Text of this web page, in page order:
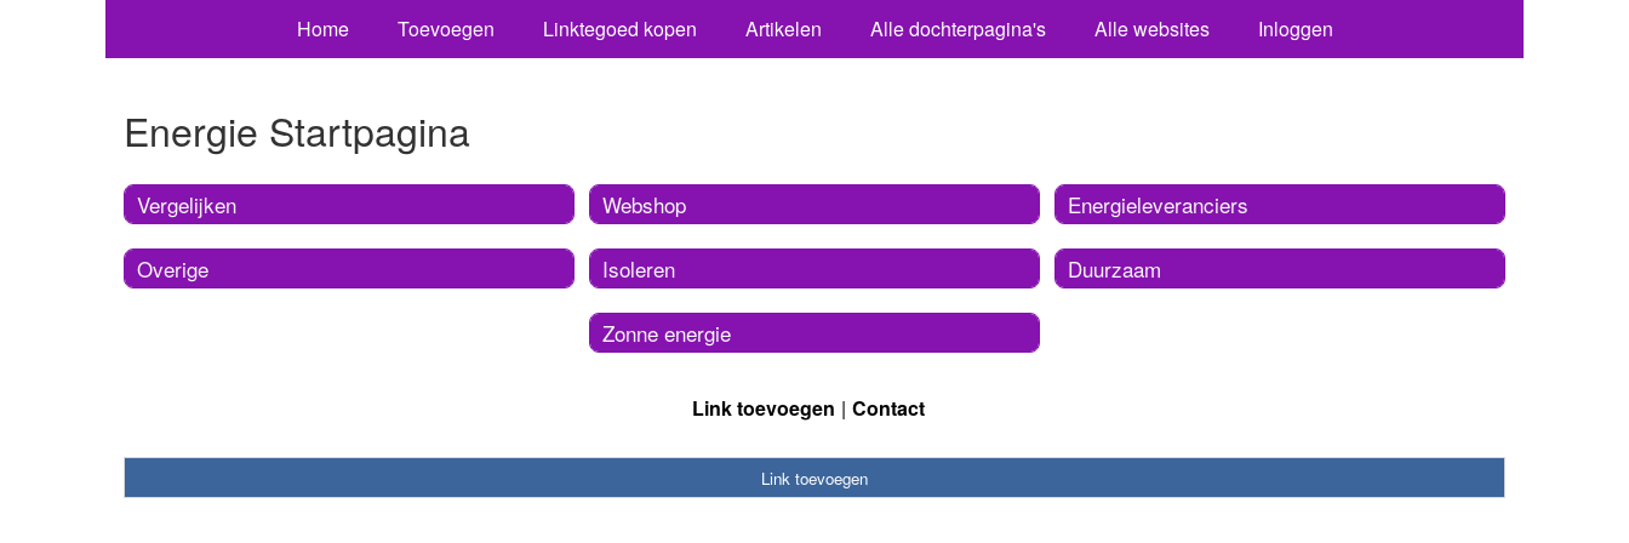
Home Toevoegen Linktegoed kopen Artikelen Alle dochterpagina's Alle websites Inloggen
Energie Startpagina
Vergelijken
Overige
Webshop
Isoleren
Zonne energie
Energieleveranciers
Duurzaam
Link toevoegen Contact
Link toevoegen